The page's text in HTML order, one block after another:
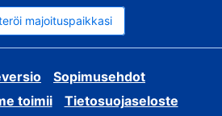
majoituspaikkasi
Sopimusehdot
toimii
Tietosuojaseloste